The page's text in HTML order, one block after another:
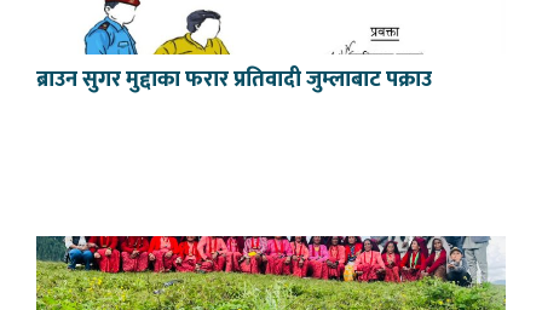
ब्राउन सुगर मुद्दाका फरार प्रतिवादी जुम्लाबाट पक्राउ